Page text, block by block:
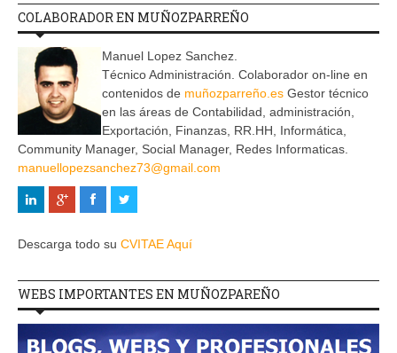
COLABORADOR EN MUÑOZPARREÑO
Manuel Lopez Sanchez.
Técnico Administración. Colaborador on-line en
contenidos de muñozparreño.es Gestor técnico
en las áreas de Contabilidad, administración,
Exportación, Finanzas, RR.HH, Informática,
Community Manager, Social Manager, Redes Informaticas.
manuellopezsanchez73@gmail.com
Descarga todo su CVITAE Aquí
WEBS IMPORTANTES EN MUÑOZPAREÑO